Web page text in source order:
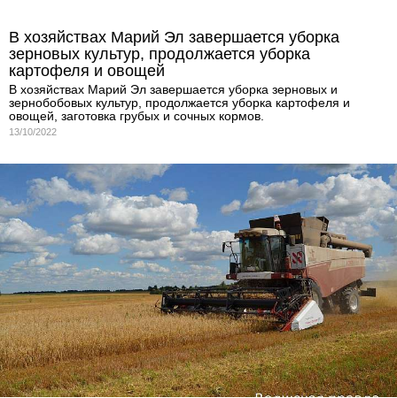
В хозяйствах Марий Эл завершается уборка
зерновых культур, продолжается уборка
картофеля и овощей
В хозяйствах Марий Эл завершается уборка зерновых и
зернобобовых культур, продолжается уборка картофеля и
овощей, заготовка грубых и сочных кормов.
13/10/2022